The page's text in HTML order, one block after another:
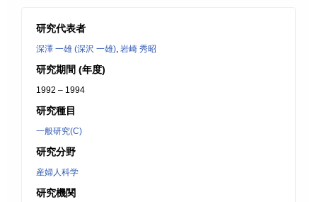
研究代表者
深澤 一雄 (深沢 一雄), 岩崎 秀昭
研究期間 (年度)
1992 – 1994
研究種目
一般研究(C)
研究分野
産婦人科学
研究機関